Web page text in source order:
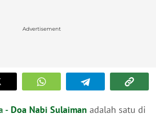
Advertisement
- Doa Nabi Sulaiman adalah satu di